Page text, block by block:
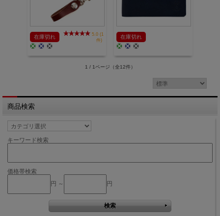
在庫切れ
5.0 (1
件)
在庫切れ
1 / 1ページ （全12件）
商品検索
キーワード検索
価格帯検索
円 ～
円